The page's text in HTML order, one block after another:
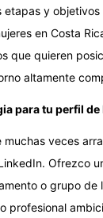
etapas y
en Costa
que quieren
altamente
para tu perfil de
veces
Ofrezco
o grupo de
profesional